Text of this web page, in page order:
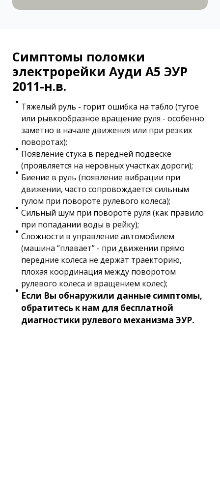
Симптомы поломки
электрорейки Ауди А5 ЭУР
2011-н.в.
Тяжелый руль - горит ошибка на табло (тугое
или рывкообразное вращение руля - особенно
заметно в начале движения или при резких
поворотах);
Появление стука в передней подвеске
(проявляется на неровных участках дороги);
Биение в руль (появление вибрации при
движении, часто сопровождается сильным
гулом при повороте рулевого колеса);
Сильный шум при повороте руля (как правило
при попадании воды в рейку);
Сложности в управление автомобилем
(машина “плавает” - при движении прямо
передние колеса не держат траекторию,
плохая координация между поворотом
рулевого колеса и вращением колес);
Если Вы обнаружили данные симптомы,
обратитесь к нам для бесплатной
диагностики рулевого механизма ЭУР.